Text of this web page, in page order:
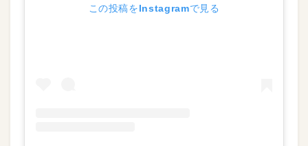
この投稿をInstagramで見る